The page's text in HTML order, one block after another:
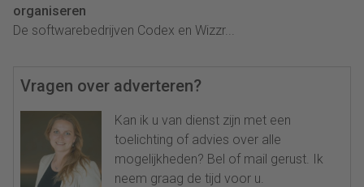
organiseren
De softwarebedrijven Codex en Wizzr...
Vragen over adverteren?
Kan ik u van dienst zijn met een
toelichting of advies over alle
mogelijkheden? Bel of mail gerust. Ik
neem graag de tijd voor u.